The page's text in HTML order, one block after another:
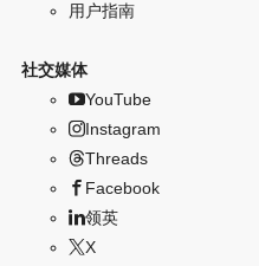
用户指南
社交媒体
YouTube
Instagram
Threads
Facebook
领英
X